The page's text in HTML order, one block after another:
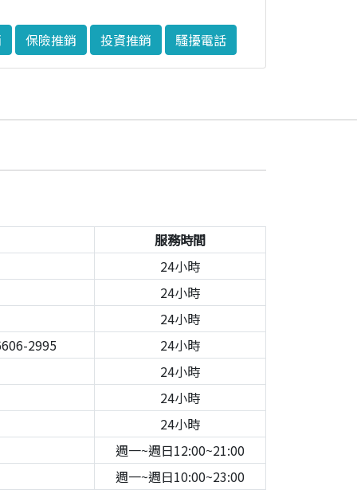
保險推銷 投資推銷 騷擾電話
服務時間
24小時
24小時
24小時
2995
24小時
24小時
24小時
24小時
週一~週日12:00~21:00
週一~週日10:00~23:00